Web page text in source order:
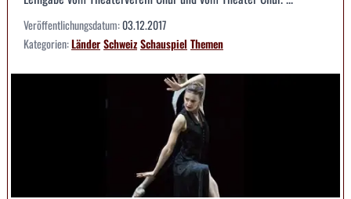
Veröffentlichungsdatum:03.12.2017
Kategorien:LänderSchweizSchauspiel Themen